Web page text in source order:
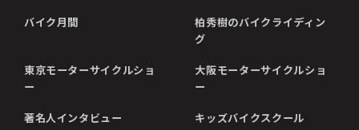
バイク月間
柏秀樹のバイクライディン
グ
東京モーターサイクルショ
ー
大阪モーターサイクルショ
ー
著名人インタビュー キッズバイクスクール